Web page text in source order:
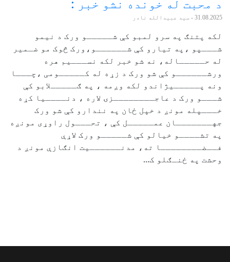
د محبت له خونده نشو خبر :
31.08.2025 - سید عبیدالله نادر
لکه پتنګ په سرو لمبو کې شـــــو ورک د نیمو
شـــپو ،په تیارو کې شــــــو،ورک څوک مو ضـمیر
له حـــــاله، نه شو خبر لکه نســـیم هره
ورشــــــو کې شو ورک د زړه له کـــــومی ،چـــا
ونه پـــــیژاندو لکه وږمه ، په ګـــــلابو کې
شـــو ورک د عاجــــــــزۍ لاره ، دنــــیا کړه
خـــپله مونږ د خپل ځان په نندارو کې شو ورک
جهـــــــان عمـــــل کې ، تحـــول راوړی مونږه
په تشــــو خیالو کې شـــــو ورک لاړې
فــضــــــــا ته، مدنــــــیت انګازې مونږ د
وحشت په ځنـګلو ک...